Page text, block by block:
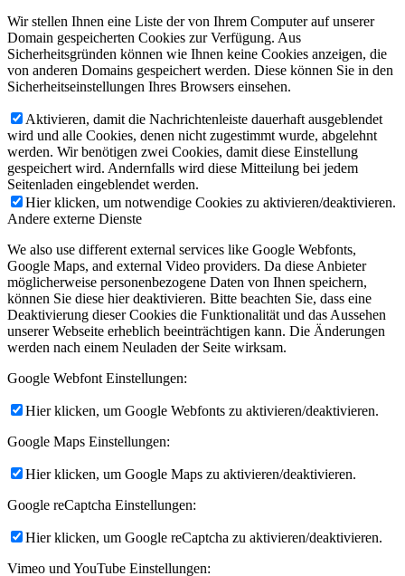
Wir stellen Ihnen eine Liste der von Ihrem Computer auf unserer
Domain gespeicherten Cookies zur Verfügung. Aus
Sicherheitsgründen können wie Ihnen keine Cookies anzeigen, die
von anderen Domains gespeichert werden. Diese können Sie in den
Sicherheitseinstellungen Ihres Browsers einsehen.
Aktivieren, damit die Nachrichtenleiste dauerhaft ausgeblendet
wird und alle Cookies, denen nicht zugestimmt wurde, abgelehnt
werden. Wir benötigen zwei Cookies, damit diese Einstellung
gespeichert wird. Andernfalls wird diese Mitteilung bei jedem
Seitenladen eingeblendet werden.
Hier klicken, um notwendige Cookies zu aktivieren/deaktivieren.
Andere externe Dienste
We also use different external services like Google Webfonts,
Google Maps, and external Video providers. Da diese Anbieter
möglicherweise personenbezogene Daten von Ihnen speichern,
können Sie diese hier deaktivieren. Bitte beachten Sie, dass eine
Deaktivierung dieser Cookies die Funktionalität und das Aussehen
unserer Webseite erheblich beeinträchtigen kann. Die Änderungen
werden nach einem Neuladen der Seite wirksam.
Google Webfont Einstellungen:
Hier klicken, um Google Webfonts zu aktivieren/deaktivieren.
Google Maps Einstellungen:
Hier klicken, um Google Maps zu aktivieren/deaktivieren.
Google reCaptcha Einstellungen:
Hier klicken, um Google reCaptcha zu aktivieren/deaktivieren.
Vimeo und YouTube Einstellungen: